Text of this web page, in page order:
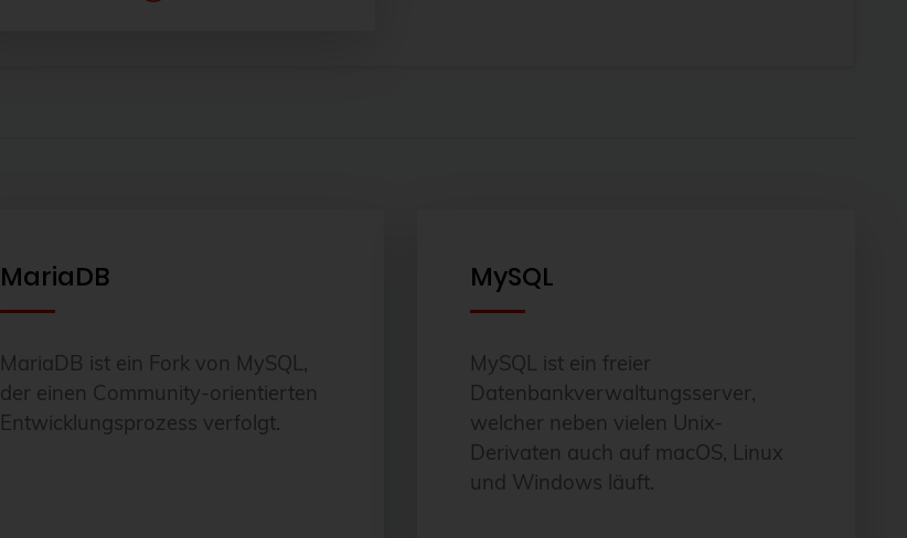
MariaDB
MariaDB ist ein Fork von MySQL,
der einen Community-orientierten
Entwicklungsprozess verfolgt.
MySQL
MySQL ist ein freier
Datenbankverwaltungsserver,
welcher neben vielen Unix-
Derivaten auch auf macOS, Linux
und Windows läuft.